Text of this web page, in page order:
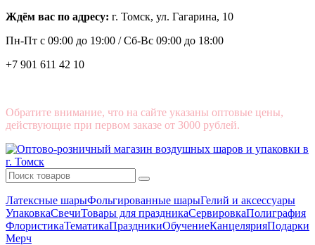
Ждём вас по адресу: г. Томск, ул. Гагарина, 10
Пн-Пт с 09:00 до 19:00 /Сб-Вс 09:00 до 18:00
+7 901 611 42 10
Обратите внимание, что на сайте указаны оптовые цены,
действующие при первом заказе от 3000 рублей.
Латексные шарыФольгированные шарыГелий и аксессуары
УпаковкаСвечиТовары для праздникаСервировкаПолиграфия
ФлористикаТематикаПраздникиОбучениеКанцелярияПодарки
Мерч